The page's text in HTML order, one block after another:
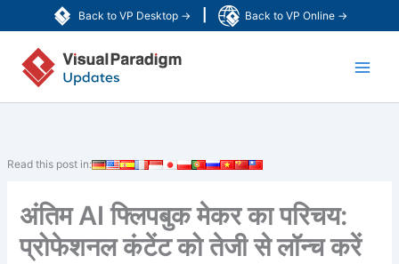
Back to VP Desktop → Back to VP Online →
to
content
Read this post in:
अंतिम AI फ्लिपबुक मेकर का परिचय:
प्रोफेशनल कंटेंट को तेजी से लॉन्च करें